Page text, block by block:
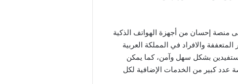
منصة إحسان من أجهزة الهواتف الذكية
والافراد في المملكة العربية
بشكل سهل وآمن، كما يمكن
عدد كبير من الخدمات الإضافية لكل